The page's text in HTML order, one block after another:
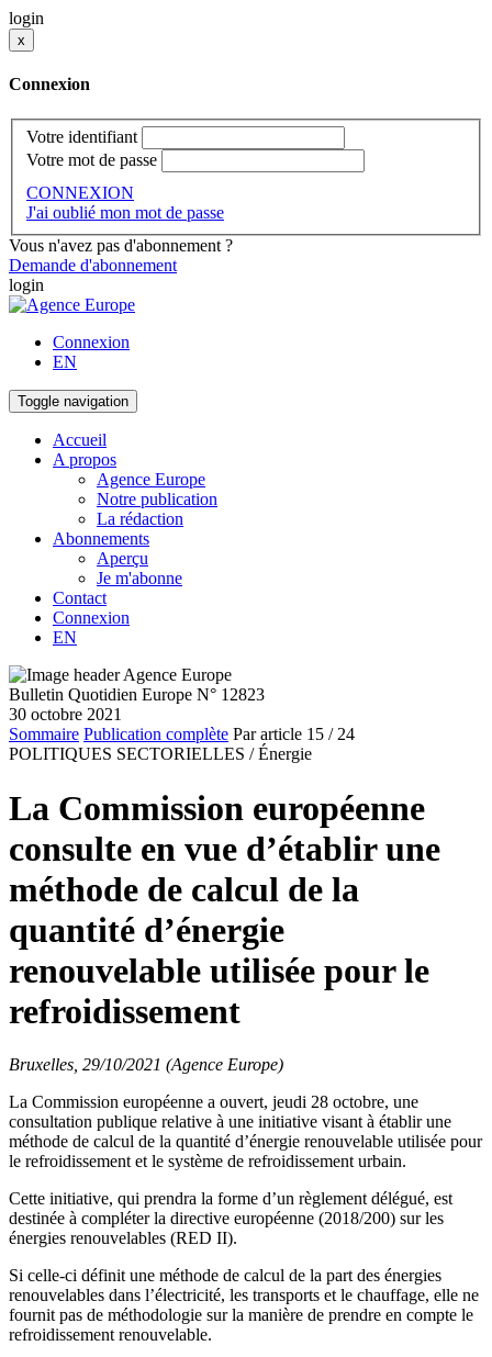
login
x
Connexion
Votre identifiant
Votre mot de passe
CONNEXION
J'ai oublié mon mot de passe
Vous n'avez pas d'abonnement ?
Demande d'abonnement
login
Connexion
EN
Toggle navigation
Accueil
A propos
Agence Europe
Notre publication
La rédaction
Abonnements
Aperçu
Je m'abonne
Contact
Connexion
EN
Bulletin Quotidien Europe N° 12823
30 octobre 2021
Sommaire Publication complète Par article 15 / 24
POLITIQUES SECTORIELLES / Énergie
La Commission européenne
consulte en vue d’établir une
méthode de calcul de la
quantité d’énergie
renouvelable utilisée pour le
refroidissement
Bruxelles, 29/10/2021 (Agence Europe)
La Commission européenne a ouvert, jeudi 28 octobre, une
consultation publique relative à une initiative visant à établir une
méthode de calcul de la quantité d’énergie renouvelable utilisée pour
le refroidissement et le système de refroidissement urbain.
Cette initiative, qui prendra la forme d’un règlement délégué, est
destinée à compléter la directive européenne (2018/200) sur les
énergies renouvelables (RED II).
Si celle-ci définit une méthode de calcul de la part des énergies
renouvelables dans l’électricité, les transports et le chauffage, elle ne
fournit pas de méthodologie sur la manière de prendre en compte le
refroidissement renouvelable.